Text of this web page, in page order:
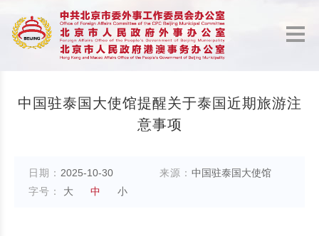
中国驻泰国大使馆提醒关于泰国近期旅游注
意事项
日期： 2025-10-30 来源： 中国驻泰国大使馆
字号：
大 中 小